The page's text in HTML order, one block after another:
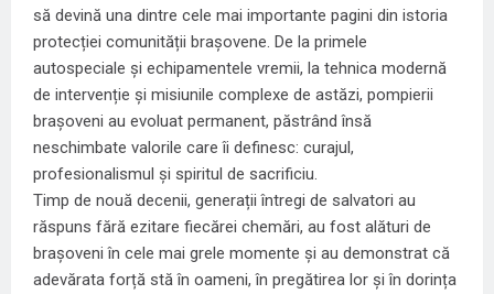
să devină una dintre cele mai importante pagini din istoria
protecției comunității brașovene. De la primele
autospeciale și echipamentele vremii, la tehnica modernă
de intervenție și misiunile complexe de astăzi, pompierii
brașoveni au evoluat permanent, păstrând însă
neschimbate valorile care îi definesc: curajul,
profesionalismul și spiritul de sacrificiu.
Timp de nouă decenii, generații întregi de salvatori au
răspuns fără ezitare fiecărei chemări, au fost alături de
brașoveni în cele mai grele momente și au demonstrat că
adevărata forță stă în oameni, în pregătirea lor și în dorința